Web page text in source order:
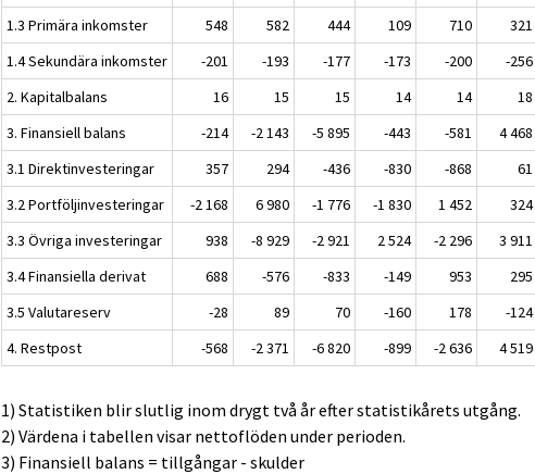
1.3 Primära inkomster
548 582 444 109 710
321
1.4 Sekundära inkomster
-201 -193 -177 -173 -200
-256
2. Kapitalbalans
16 15 15 14 14
18
3. Finansiell balans
-214 -2 143 -5 895 -443 -581
4 468
3.1 Direktinvesteringar
357 294 -436 -830 -868
61
3.2 Portföljinvesteringar
-2 168 6 980 -1 776 -1 830 1 452
324
3.3 Övriga investeringar
938 -8 929 -2 921 2 524 -2 296
3 911
3.4 Finansiella derivat
688 -576 -833 -149 953
295
3.5 Valutareserv
-28 89 70 -160 178
-124
4. Restpost
-568 -2 371 -6 820 -899 -2 636 4 519
1) Statistiken blir slutlig inom drygt två år efter statistikårets utgång.
2) Värdena i tabellen visar nettoflöden under perioden.
3) Finansiell balans = tillgångar - skulder